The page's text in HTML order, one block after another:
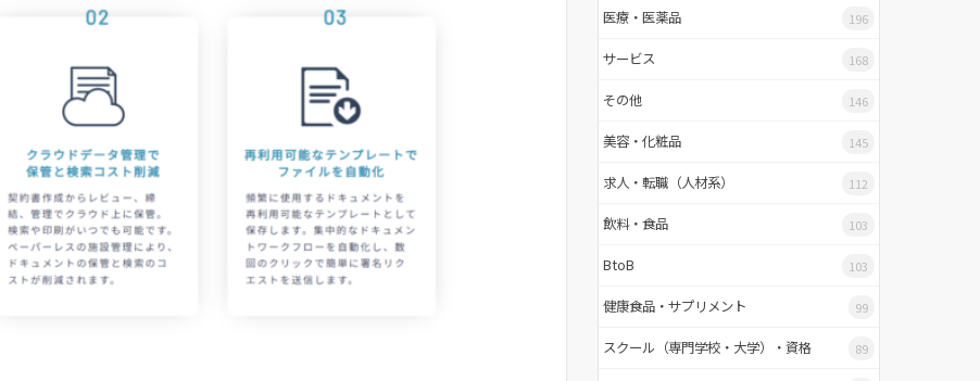
医療・医薬品 196
サービス 168
その他 146
美容・化粧品 145
求人・転職（人材系） 112
飲料・食品 103
BtoB 103
健康食品・サプリメント 99
スクール（専門学校・大学）・資格 89